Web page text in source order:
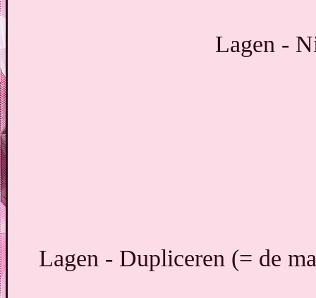
Lagen -
Lagen - Dupliceren (= de